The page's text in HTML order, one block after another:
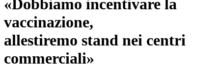
«Dobbiamo incentivare la
vaccinazione,
allestiremo stand nei centri
commerciali»